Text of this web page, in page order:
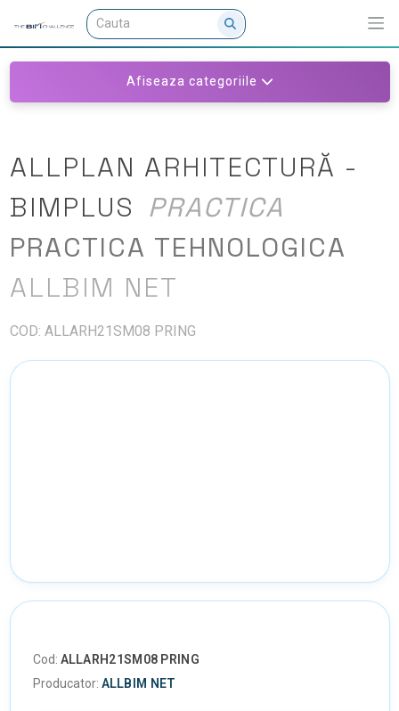
Afiseaza categoriile
ALLPLAN ARHITECTURĂ -
BIMPLUS PRACTICA
PRACTICA TEHNOLOGICA
ALLBIM NET
COD: ALLARH21SM08 PRING
Cod: ALLARH21SM08 PRING
Producator: ALLBIM NET